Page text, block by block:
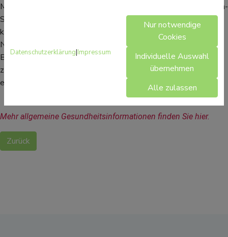
Zurück
Möglich ist bei einer Parkinson-Erkrankung auch eine „Tiefe Hirn-
Stimualtion“ (THS). Bei diesem chirurgischen Eingriff werden
kleine Elektroden ins Gehirn eingesetzt, die die Aktivität der
Nervenzellen bei Parkinson positiv beeinflussen. Um die
Beweglichkeit und die Sprechfähigkeit beizubehalten, werden
zur Therapie auch Logopädie, Ergotherapie und Physiotherapie
eingesetzt.
Mehr allgemeine Gesundheitsinformationen finden Sie hier.
Datenschutzerklärung|Impressum
Nur notwendige
Cookies
Individuelle Auswahl
übernehmen
Alle zulassen